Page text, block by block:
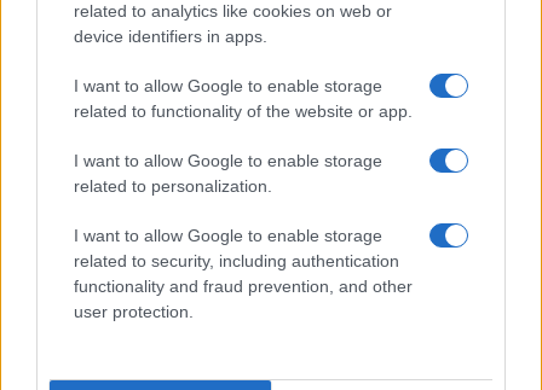
related to analytics like cookies on web or
device identifiers in apps.
I want to allow Google to enable storage
related to functionality of the website or app.
I want to allow Google to enable storage
related to personalization.
I want to allow Google to enable storage
related to security, including authentication
functionality and fraud prevention, and other
user protection.
Giorgia Meloni a La Maddalena, la vicesindaco:
“Orgoglio e discrezione per visita privata̶…
Incendio nella notte a Olbia, a fuoco due furgoni
A fuoco un deposito con bombole, intervento dei
vigili del fuoco a Rudalza